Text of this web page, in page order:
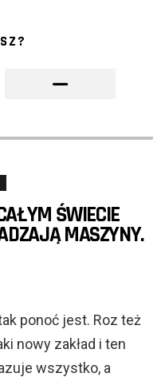
ŚWIECIE
MASZYNY.
ponoć jest. Roz też
nowy zakład i ten
wszystko, a